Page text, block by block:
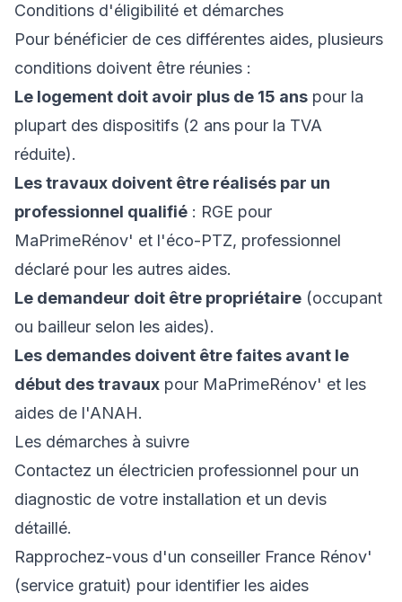
Conditions d'éligibilité et démarches
Pour bénéficier de ces différentes aides, plusieurs
conditions doivent être réunies :
Le logement doit avoir plus de 15 ans pour la
plupart des dispositifs (2 ans pour la TVA
réduite).
Les travaux doivent être réalisés par un
professionnel qualifié : RGE pour
MaPrimeRénov' et l'éco-PTZ, professionnel
déclaré pour les autres aides.
Le demandeur doit être propriétaire (occupant
ou bailleur selon les aides).
Les demandes doivent être faites avant le
début des travaux pour MaPrimeRénov' et les
aides de l'ANAH.
Les démarches à suivre
Contactez un électricien professionnel pour un
diagnostic de votre installation et un devis
détaillé.
Rapprochez-vous d'un conseiller France Rénov'
(service gratuit) pour identifier les aides